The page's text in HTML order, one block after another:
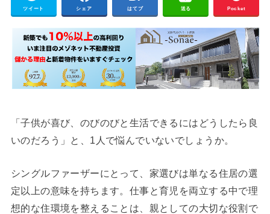
ツイート シェア はてブ 送る Pocket
「子供が喜び、のびのびと生活できるにはどうしたら良
いのだろう」と、1人で悩んでいないでしょうか。
シングルファーザーにとって、家選びは単なる住居の選
定以上の意味を持ちます。仕事と育児を両立する中で理
想的な住環境を整えることは、親としての大切な役割で